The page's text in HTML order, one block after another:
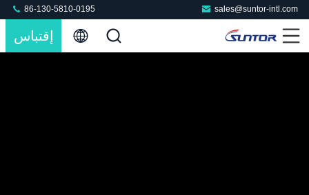
sales@suntor-intl.com
86-130-5810-0195
إقتباس